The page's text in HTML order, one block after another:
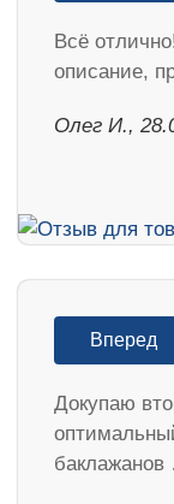
Всё
описание,
Олег И.,
Вперед
Докупаю